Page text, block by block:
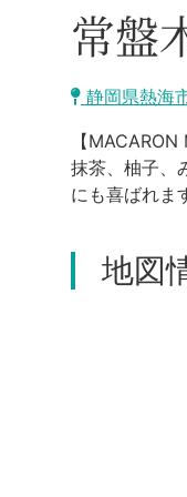
常盤
静岡県熱海
【
抹茶、柚子、
にも喜ばれま
地図